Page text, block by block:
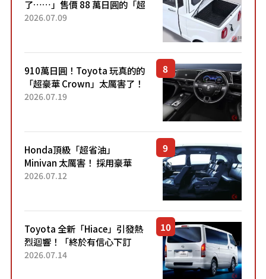
了……」售價 88 萬日圓的「超
迷你輕型貨車」引發兩極評
了！...
2026.07.09
910萬日圓！Toyota 玩真的的
「超豪華 Crown」太厲害了！
採用由「匠人技藝」打造的
2026.07.19
Honda頂級「超省油」
Minivan 太厲害！ 採用豪華
「真皮座椅」與專屬「黑色內
「三...
2026.07.12
Toyota 全新「Hiace」引發熱
烈迴響！「終於有信心下訂
了！」「哪個等級交車最
2026.07.14